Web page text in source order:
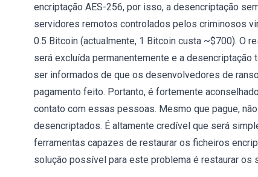
encriptação AES-256, por isso, a desencriptação
servidores remotos controlados pelos criminosos
0.5 Bitcoin (actualmente, 1 Bitcoin custa ~$700). O
será excluída permanentemente e a
ser informados de que os desenvolvedores de
pagamento feito. Portanto, é fortemente
contato com essas pessoas. Mesmo que pague,
desencriptados. É altamente credível que será
ferramentas capazes de restaurar os ficheiros
solução possível para este problema é restaurar os